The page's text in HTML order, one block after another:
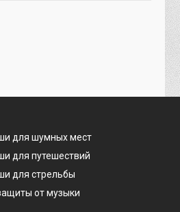
для шумных мест
для путешествий
для стрельбы
от музыки